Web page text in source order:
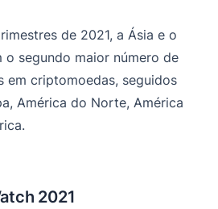
de 2021, a Ásia e o
o segundo maior número de
em criptomoedas, seguidos
América do Norte, América
2021